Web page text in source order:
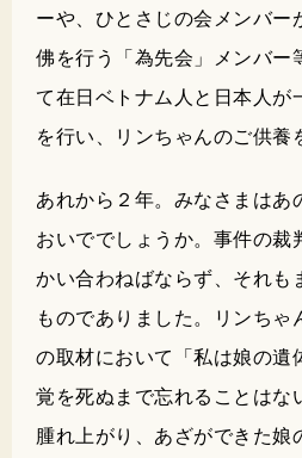
ーや、ひとさじの会メンバー
佛を行う「為先会」メンバー
て在日ベトナム人と日本人が
を行い、リンちゃんのご供養
あれから２年。みなさまはあ
おいででしょうか。事件の裁
かい合わねばならず、それも
ものでありました。リンちゃ
の取材において「私は娘の遺
覚を死ぬまで忘れることはな
腫れ上がり、あざができた娘